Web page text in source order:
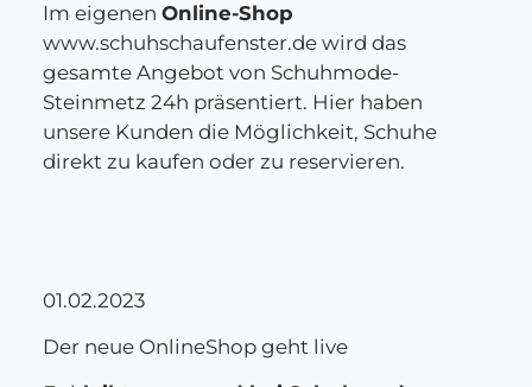
Im eigenen Online-Shop
www.schuhschaufenster.de wird das
gesamte Angebot von Schuhmode-
Steinmetz 24h präsentiert. Hier haben
unsere Kunden die Möglichkeit, Schuhe
direkt zu kaufen oder zu reservieren.
01.02.2023
Der neue OnlineShop geht live